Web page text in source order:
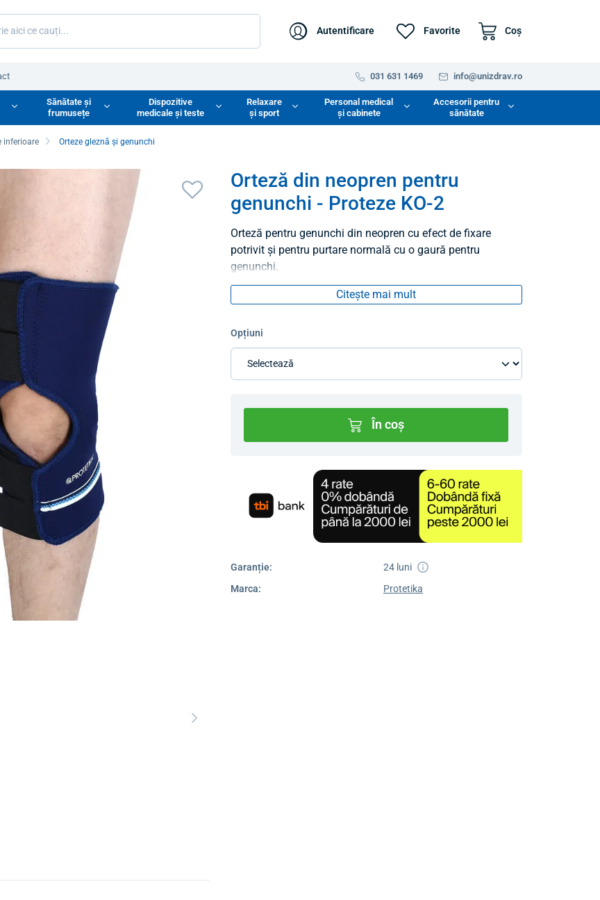
Autentificare Favorite Coş
031 631 1469 info@unizdrav.ro
Sănătate și
frumusețe
Dispozitive
medicale și teste
Relaxare
și sport
Personal medical
și cabinete
Accesorii pentru
sănătate
inferioare Orteze gleznă și genunchi
Orteză din neopren pentru
genunchi - Proteze KO-2
Orteză pentru genunchi din neopren cu efect de fixare
potrivit și pentru purtare normală cu o gaură pentru
genunchi.
Citește mai mult
Opțiuni
În coș
Garanție:
24 luni
Marca:
Protetika